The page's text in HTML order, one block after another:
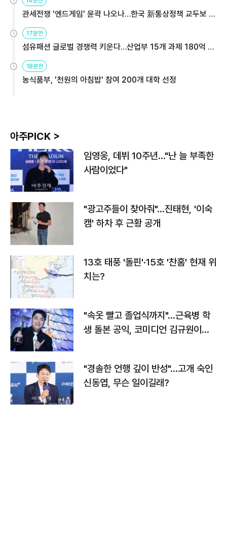
관세전쟁 '엔드게임' 윤곽 나오나…한국 新통상정책 교두보 활
17분전
섬유패션 글로벌 경쟁력 키운다…산업부 15개 과제 180억 지
18분전
농식품부, '천원의 아침밥' 참여 200개 대학 선정
아주PICK >
임영웅, 데뷔 10주년…"난 늘 부족한
사람이었다"
"광고주들이 찾아줘"…진태현, '이숙
캠' 하차 후 근황 공개
13호 태풍 '돌핀'·15호 '찬홈' 현재 위
치는?
"속옷 빨고 졸업식까지"…근육병 학
생 돌본 공익, 코미디언 김규원이었
"경솔한 언행 깊이 반성"…고개 숙인
신동엽, 무슨 일이길래?